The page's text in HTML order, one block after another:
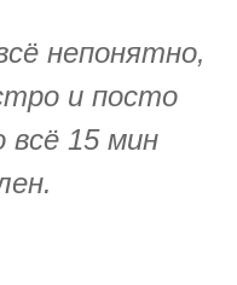
непонятно,
и посто
всё 15 мин